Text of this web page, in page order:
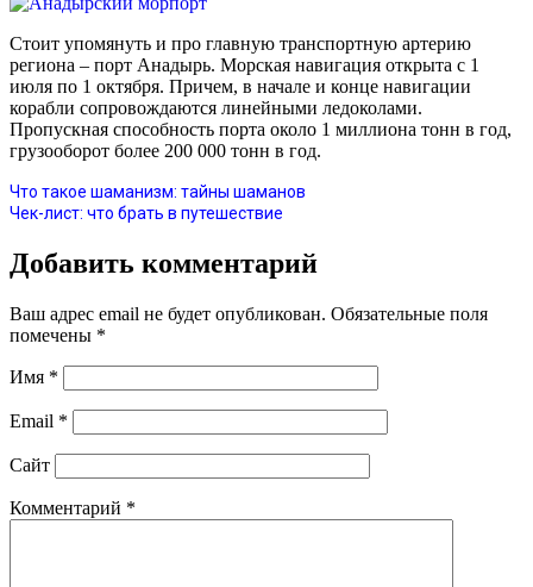
Стоит упомянуть и про главную транспортную артерию
региона – порт Анадырь. Морская навигация открыта с 1
июля по 1 октября. Причем, в начале и конце навигации
корабли сопровождаются линейными ледоколами.
Пропускная способность порта около 1 миллиона тонн в год,
грузооборот более 200 000 тонн в год.
Что такое шаманизм: тайны шаманов
Чек-лист: что брать в путешествие
Добавить комментарий
Ваш адрес email не будет опубликован. Обязательные поля
помечены *
Имя *
Email *
Сайт
Комментарий *